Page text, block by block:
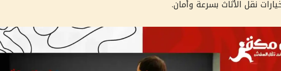
نقل الأثاث بسرعة وأمان.